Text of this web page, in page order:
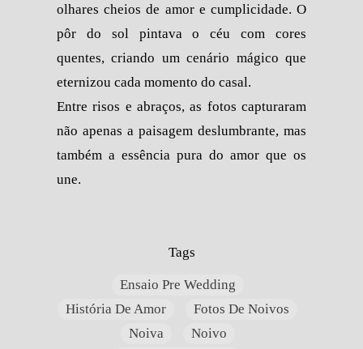
olhares cheios de amor e cumplicidade. O
pôr do sol pintava o céu com cores
quentes, criando um cenário mágico que
eternizou cada momento do casal.
Entre risos e abraços, as fotos capturaram
não apenas a paisagem deslumbrante, mas
também a essência pura do amor que os
une.
Tags
Ensaio Pre Wedding
História De Amor
Fotos De Noivos
Noiva
Noivo